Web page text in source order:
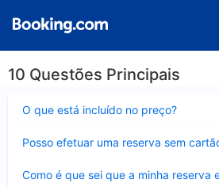
10 Questões Principais
O que está incluído no preço?
fechado
Posso efetuar uma reserva sem
fechado
Como é que sei que a minha reserva
fechado